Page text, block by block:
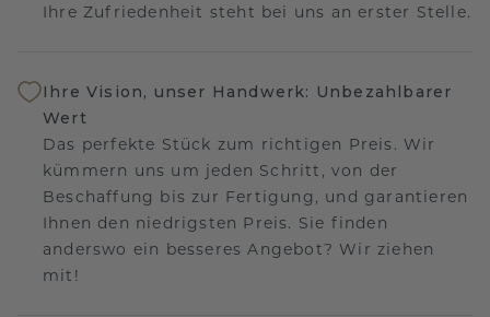
Ihre Zufriedenheit steht bei uns an erster Stelle.
Ihre Vision, unser Handwerk: Unbezahlbarer
Wert
Das perfekte Stück zum richtigen Preis. Wir
kümmern uns um jeden Schritt, von der
Beschaffung bis zur Fertigung, und garantieren
Ihnen den niedrigsten Preis. Sie finden
anderswo ein besseres Angebot? Wir ziehen
mit!